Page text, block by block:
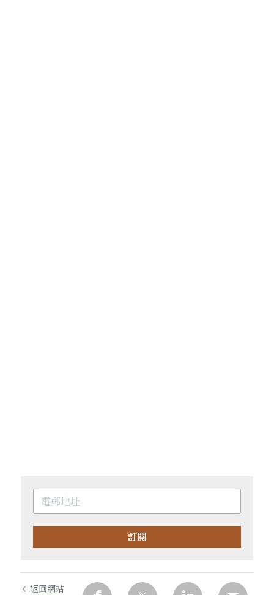
訂閱
返回網站